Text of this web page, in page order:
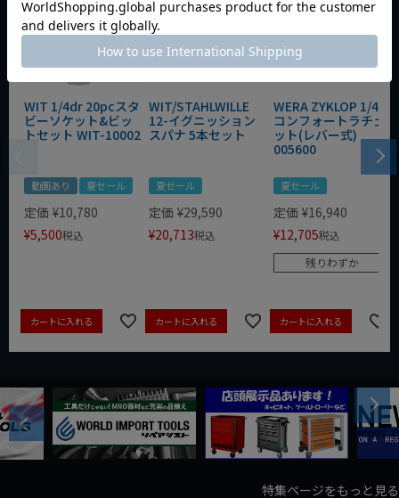
WIT 1/4dr 20pcスタ
ビーソケット&ビッ
トセット WIT-10002
動画あり 夏セール
定価 ¥10,780
¥5,500税込
カートに入れる
WIT/STAHLWILLE
12-イグニッション
スパナ 5本セット
夏セール
定価 ¥29,590
¥20,713税込
カートに入れる
WERA ZYKLOP 1/4"
コンフォートラチェ
ット(レバー式)
005600
夏セール
定価 ¥16,940
¥12,705税込
残りわずか
カートに入れる
Previous
Next
特集ページをもっと見る